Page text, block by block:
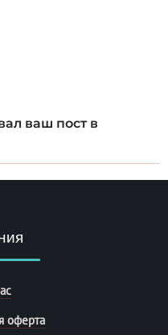
ваш пост в
оферта